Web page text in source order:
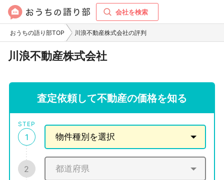
会社を検索
おうちの語り部TOP 川浪不動産株式会社の評判
川浪不動産株式会社
査定依頼して不動産の価格を知る
STEP
1
2